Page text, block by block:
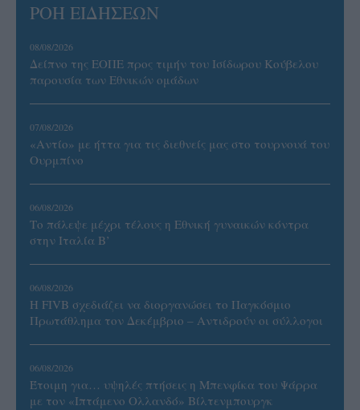
ΡΟΗ ΕΙΔΗΣΕΩΝ
08/08/2026
Δείπνο της ΕΟΠΕ προς τιμήν του Ισίδωρου Κούβελου
παρουσία των Εθνικών ομάδων
07/08/2026
«Αντίο» με ήττα για τις διεθνείς μας στο τουρνουά του
Ουρμπίνο
06/08/2026
Το πάλεψε μέχρι τέλους η Εθνική γυναικών κόντρα
στην Ιταλία Β’
06/08/2026
Η FIVB σχεδιάζει να διοργανώσει το Παγκόσμιο
Πρωτάθλημα τον Δεκέμβριο – Αντιδρούν οι σύλλογοι
06/08/2026
Έτοιμη για… υψηλές πτήσεις η Μπενφίκα του Ψάρρα
με τον «Ιπτάμενο Ολλανδό» Βίλτενμπουργκ